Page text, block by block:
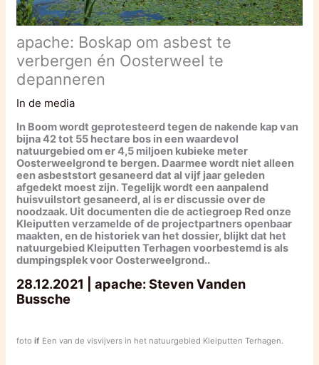
apache: Boskap om asbest te
verbergen én Oosterweel te
depanneren
In de media
In Boom wordt geprotesteerd tegen de nakende kap van
bijna 42 tot 55 hectare bos in een waardevol
natuurgebied om er 4,5 miljoen kubieke meter
Oosterweelgrond te bergen. Daarmee wordt niet alleen
een asbeststort gesaneerd dat al vijf jaar geleden
afgedekt moest zijn. Tegelijk wordt een aanpalend
huisvuilstort gesaneerd, al is er discussie over de
noodzaak. Uit documenten die de actiegroep Red onze
Kleiputten verzamelde of de projectpartners openbaar
maakten, en de historiek van het dossier, blijkt dat het
natuurgebied Kleiputten Terhagen voorbestemd is als
dumpingsplek voor Oosterweelgrond..
28.12.2021 | apache: Steven Vanden
Bussche
foto if Een van de visvijvers in het natuurgebied Kleiputten Terhagen.